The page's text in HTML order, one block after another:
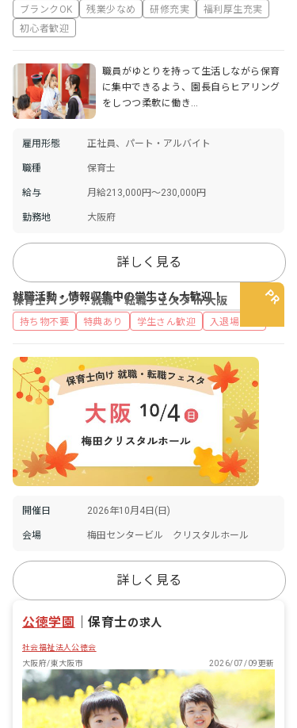
ブランクOK
残業少なめ 研修充実
福利厚生充実
初心者歓迎
職員がゆとりを持って生活しながら保育
に集中できるよう、園長自らヒアリング
をしつつ柔軟に働き…
雇用形態 正社員、パート・アルバイト
職種 保育士
給与 月給213,000円～230,000円
勤務地 大阪府
詳しく見る
保育士バンク！就職・転職フェスタ in 大阪
就職活動・情報収集中の学生さん大歓迎！
持ち物不要 特典あり 学生さん歓迎 入退場自由
開催日 2026年10月4日(日)
会場 梅田センタービル クリスタルホール
詳しく見る
公徳学園 ｜保育士の求人
社会福祉法人公徳会
大阪府/東大阪市
2026/07/09更新